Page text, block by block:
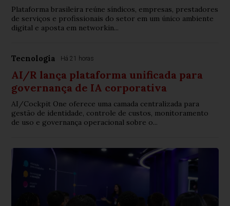
Plataforma brasileira reúne síndicos, empresas, prestadores
de serviços e profissionais do setor em um único ambiente
digital e aposta em networkin...
Tecnologia Há 21 horas
AI/R lança plataforma unificada para
governança de IA corporativa
AI/Cockpit One oferece uma camada centralizada para
gestão de identidade, controle de custos, monitoramento
de uso e governança operacional sobre o...